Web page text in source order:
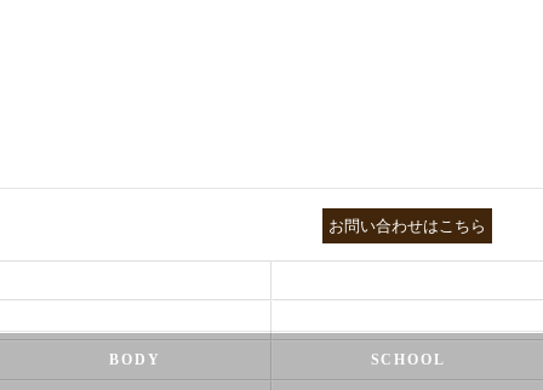
お問い合わせはこちら
BODY SCHOOL